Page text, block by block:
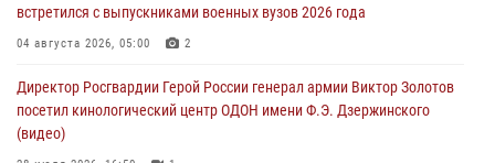
Росгвардейцы провели выставку вооружения для участников сбора
«Гвардеец» в Пензе (видео)
В Курске росгвардейцы приняли участие в митинге, посвященном
второй годовщине вторжения ВСУ на территорию области
встретился с выпускниками военных вузов 2026 года
04 августа 2026, 05:00 2
Директор Росгвардии Герой России генерал армии Виктор Золотов
посетил кинологический центр ОДОН имени Ф.Э. Дзержинского
(видео)